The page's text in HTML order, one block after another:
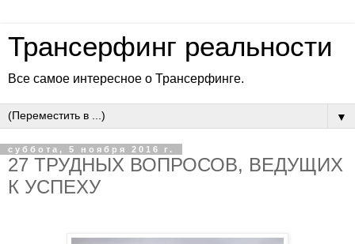
Трансерфинг реальности
Все самое интересное о Трансерфинге.
▼
суббота, 5 ноября 2016 г.
27 ТРУДНЫХ ВОПРОСОВ, ВЕДУЩИХ
К УСПЕХУ